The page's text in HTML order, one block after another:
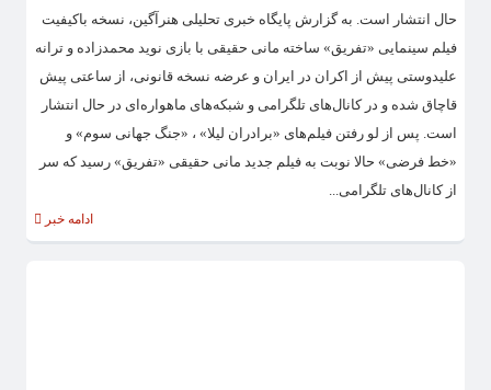
حال انتشار است. به گزارش پایگاه خبری تحلیلی هنرآگین، نسخه باکیفیت
فیلم سینمایی «تفریق» ساخته مانی حقیقی با بازی نوید محمدزاده و ترانه
علیدوستی پیش از اکران در ایران و عرضه نسخه قانونی، از ساعتی پیش
قاچاق شده و در کانال‌های تلگرامی و شبکه‌های ماهواره‌ای در حال انتشار
است. پس از لو رفتن فیلم‌های «برادران لیلا» ، «جنگ جهانی سوم» و
«خط فرضی» حالا نوبت به فیلم جدید مانی حقیقی «تفریق» رسید که سر
از کانال‌های تلگرامی...
ادامه خبر